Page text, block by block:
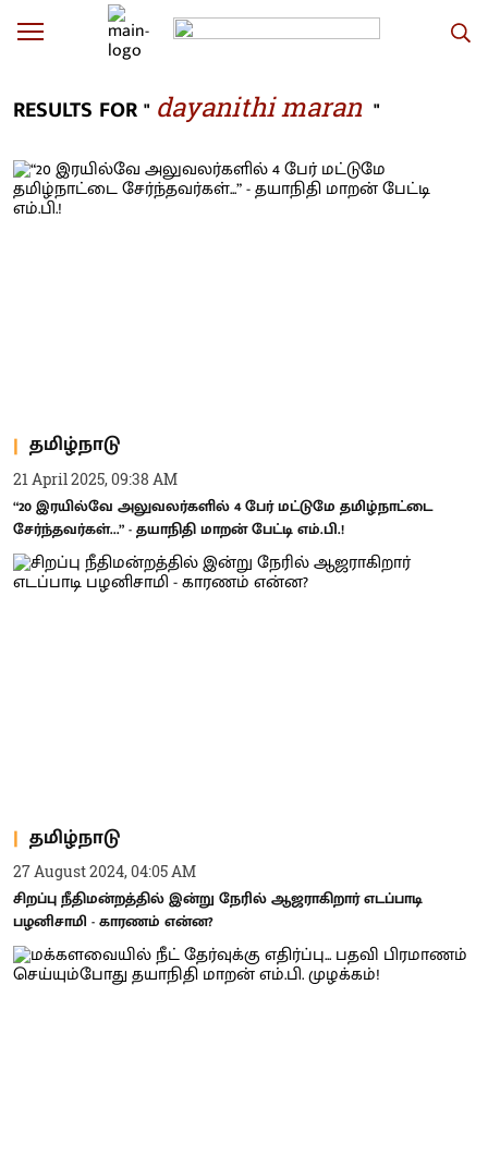
RESULTS FOR " dayanithi maran "
தமிழ்நாடு
21 April 2025, 09:38 AM
“20 இரயில்வே அலுவலர்களில் 4 பேர் மட்டுமே தமிழ்நாட்டை
சேர்ந்தவர்கள்...” - தயாநிதி மாறன் பேட்டி எம்.பி.!
தமிழ்நாடு
27 August 2024, 04:05 AM
சிறப்பு நீதிமன்றத்தில் இன்று நேரில் ஆஜராகிறார் எடப்பாடி
பழனிசாமி - காரணம் என்ன?